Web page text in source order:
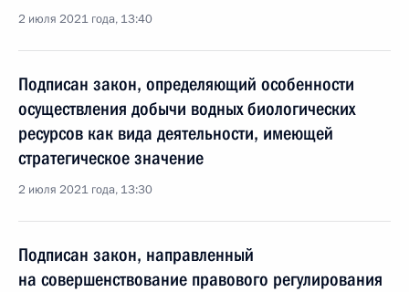
2 июля 2021 года, 13:40
Подписан закон, определяющий особенности
осуществления добычи водных биологических
ресурсов как вида деятельности, имеющей
стратегическое значение
2 июля 2021 года, 13:30
Подписан закон, направленный
на совершенствование правового регулирования